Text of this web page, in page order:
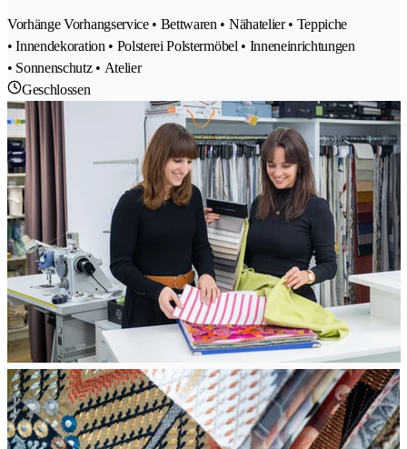
Vorhänge Vorhangservice • Bettwaren • Nähatelier • Teppiche
• Innendekoration • Polsterei Polstermöbel • Inneneinrichtungen
• Sonnenschutz • Atelier
Geschlossen